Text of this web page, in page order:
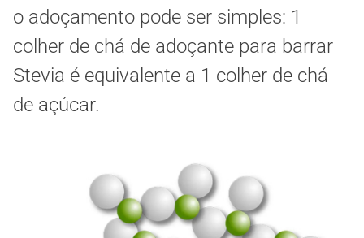
o adoçamento pode ser simples: 1
colher de chá de adoçante para barrar
Stevia é equivalente a 1 colher de chá
de açúcar.